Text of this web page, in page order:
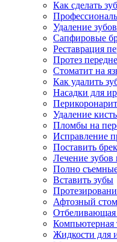
Как сделать
Удаление
Сапфировые
Реставрация
Протез
Стоматит на
Как удалить
Насадки для
Перикоронарит
Удаление
Пломбы на
Исправление
Поставить
Лечение зубов
Полно
Вставить зубы
Афтозный
Отбеливающая
Компьютерная
Жидкости для